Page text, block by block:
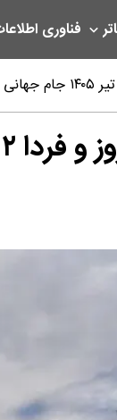
فناوری
جهانی ۲۰۲۶